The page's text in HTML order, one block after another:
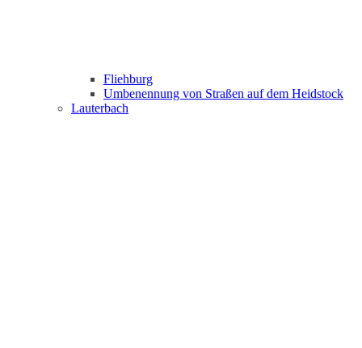
Fliehburg
Umbenennung von Straßen auf dem Heidstock
Lauterbach